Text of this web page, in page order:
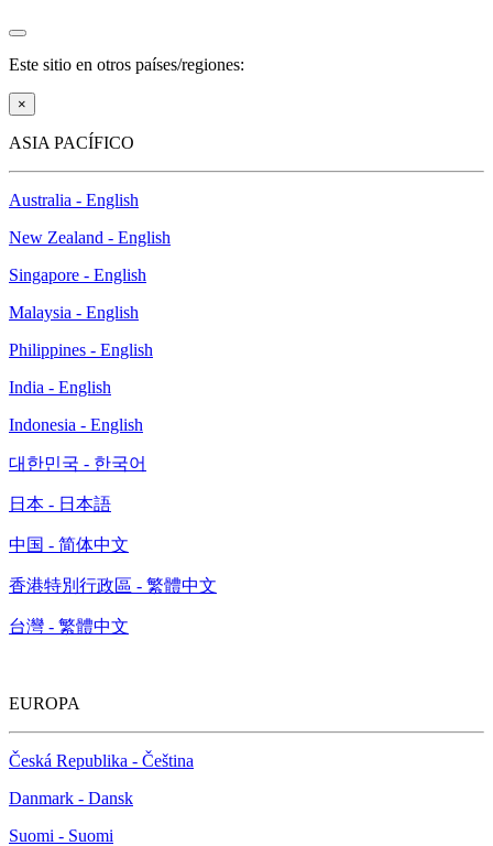
Este sitio en otros países/regiones:
×
ASIA PACÍFICO
Australia - English
New Zealand - English
Singapore - English
Malaysia - English
Philippines - English
India - English
Indonesia - English
대한민국 - 한국어
日本 - 日本語
中国 - 简体中文
香港特別行政區 - 繁體中文
台灣 - 繁體中文
EUROPA
Česká Republika - Čeština
Danmark - Dansk
Suomi - Suomi